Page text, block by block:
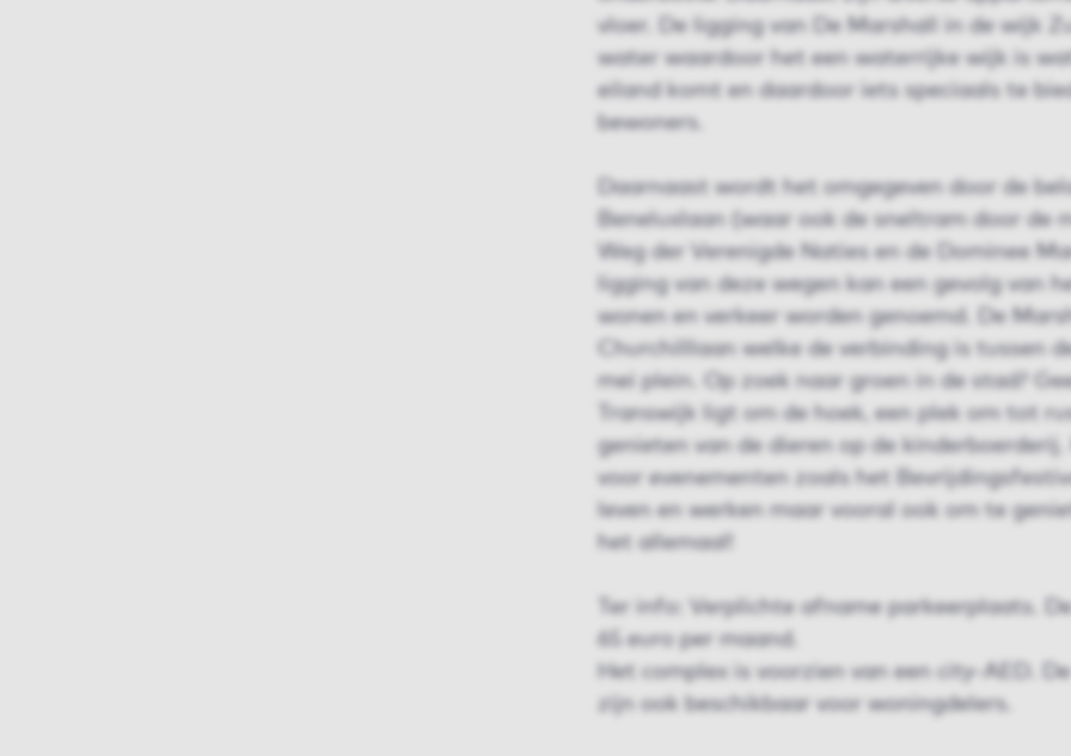
vloer. De ligging van De Marshall in de wijk
water waardoor het een waterrijke wijk is
eiland komt en daardoor iets speciaals te
bewoners.
Daarnaast wordt het omgegeven door de
Beneluxlaan (waar ook de sneltram door de
Weg der Verenigde Naties en de Dominee
ligging van deze wegen kan een gevolg van
wonen en verkeer worden genoemd. De
Churchilllaan welke de verbinding is tussen
mei plein. Op zoek naar groen in de stad?
Transwijk ligt om de hoek, een plek om tot
genieten van de dieren op de
voor evenementen zoals het
leven en werken maar vooral ook om te
het allemaal!
Ter info: Verplichte afname parkeerplaats.
65 euro per maand.
Het complex is voorzien van een city-AED.
zijn ook beschikbaar voor woningdelers.